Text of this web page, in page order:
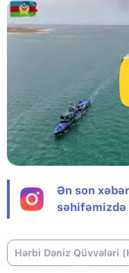
Ən son
Hərbi Dəniz Qüvvələri